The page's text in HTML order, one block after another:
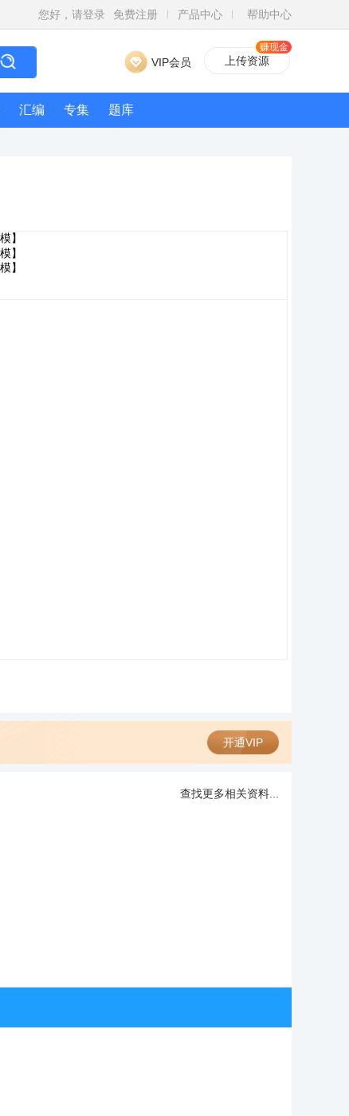
您好，请登录 免费注册 产品中心 帮助中心
VIP会员 上传资源
赚现金
汇编 专集 题库
开通VIP
查找更多相关资料...